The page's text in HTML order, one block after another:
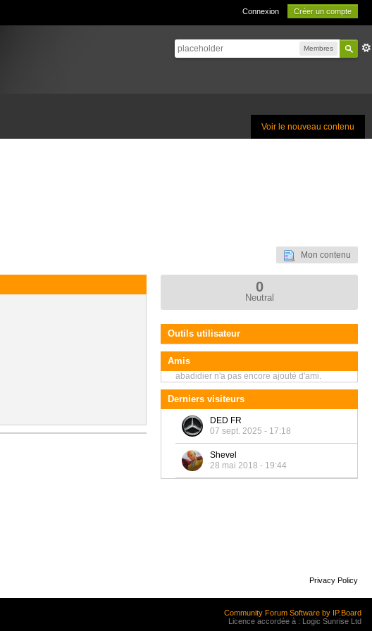
Connexion Créer un compte
Membres
Voir le nouveau contenu
Mon contenu
0
Neutral
Outils utilisateur
Amis
abadidier n'a pas encore ajouté d'ami.
Derniers visiteurs
DED FR
07 sept. 2025 - 17:18
Shevel
28 mai 2018 - 19:44
Privacy Policy
Community Forum Software by IP.Board
Licence accordée à : Logic Sunrise Ltd